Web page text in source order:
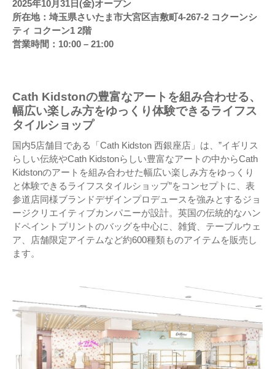
2025年10月31日(金)オープン
所在地：埼玉県さいたま市大宮区吉敷町4-267-2 コクーンシ
ティ コクーン1 2階
営業時間：10:00 – 21:00
Cath Kidstonの豊富なアートを組み合わせる、
幅広い楽しみ方をゆっくり体験できるライフス
タイルショップ
国内5店舗目である「Cath Kidston 西銀座店」は、”イギリス
らしい伝統やCath Kidstonらしい豊富なアートの中からCath
Kidstonのアートを組み合わせた幅広い楽しみ方をゆっくり
と体験できるライフスタイルショップ”をコンセプトに、表
参道店同様ブランドデザインプロデュースを強みとするジョ
ージクリエイティブカンパニーが設計。英国の伝統的なハン
ドペイントプリントのバッグを中心に、雑貨、テーブルウェ
ア、店舗限定アイテムなど約600種類ものアイテムを販売し
ます。